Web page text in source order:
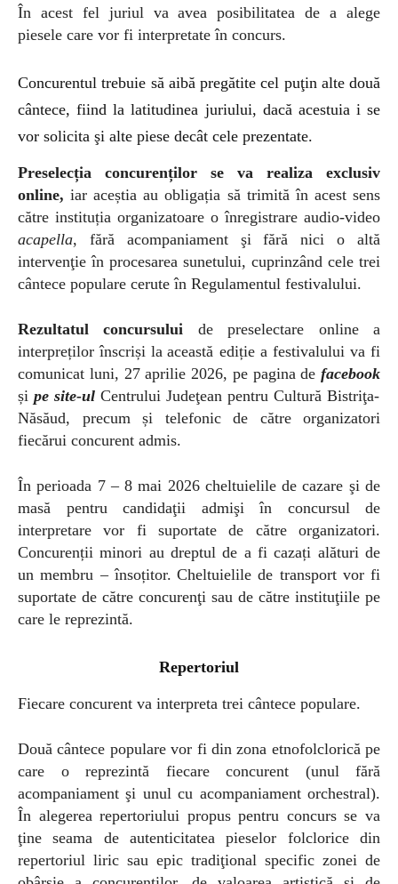
În acest fel juriul va avea posibilitatea de a alege
piesele care vor fi interpretate în concurs.
Concurentul trebuie să aibă pregătite cel puţin alte două
cântece, fiind la latitudinea juriului, dacă acestuia i se
vor solicita şi alte piese decât cele prezentate.
Preselecția concurenților se va realiza exclusiv
online,iar aceștia au obligația să trimită în acest sens
către instituția organizatoare o înregistrare audio-video
acapella, fără acompaniament şi fără nici o altă
intervenţie în procesarea sunetului, cuprinzând cele trei
cântece populare cerute în Regulamentul festivalului.
Rezultatul concursului de preselectare online a
interpreților înscriși la această ediție a festivalului va fi
comunicat luni, 27 aprilie 2026, pe pagina de facebook
și pe site-ul Centrului Judeţean pentru Cultură Bistriţa-
Năsăud, precum și telefonic de către organizatori
fiecărui concurent admis.
În perioada 7 – 8 mai 2026 cheltuielile de cazare şi de
masă pentru candidaţii admişi în concursul de
interpretare vor fi suportate de către organizatori.
Concurenții minori au dreptul de a fi cazați alături de
un membru – însoțitor. Cheltuielile de transport vor fi
suportate de către concurenţi sau de către instituţiile pe
care le reprezintă.
Repertoriul
Fiecare concurent va interpreta trei cântece populare.
Două cântece populare vor fi din zona etnofolclorică pe
care o reprezintă fiecare concurent (unul fără
acompaniament şi unul cu acompaniament orchestral).
În alegerea repertoriului propus pentru concurs se va
ţine seama de autenticitatea pieselor folclorice din
repertoriul liric sau epic tradiţional specific zonei de